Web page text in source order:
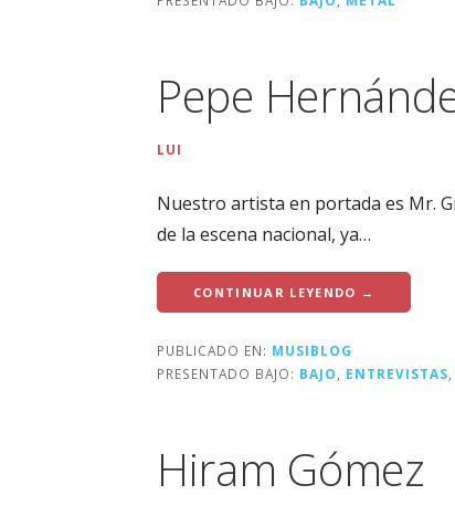
Pepe
LUI
Nuestro artista en portada es Mr.
de la escena nacional, ya…
CONTINUAR LEYENDO →
PUBLICADO EN: MUSIBLOG
PRESENTADO BAJO: BAJO ENTREVISTAS
Hiram Gómez